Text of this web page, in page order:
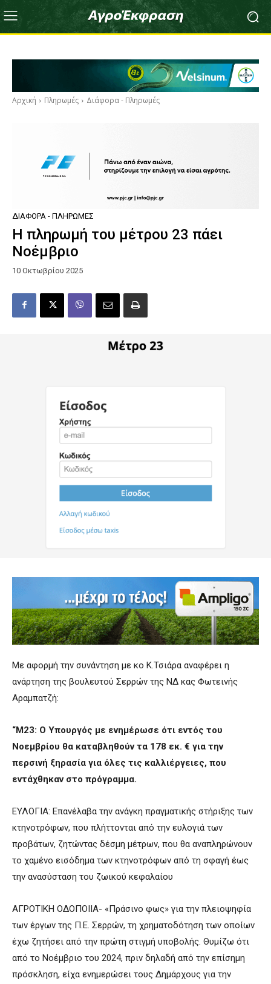
Αρχική Πληρωμές Διάφορα - Πληρωμές
ΔΙΆΦΟΡΑ - ΠΛΗΡΩΜΈΣ
Η πληρωμή του μέτρου 23 πάει
Νοέμβριο
10 Οκτωβρίου 2025
Με αφορμή την συνάντηση με κο Κ.Τσιάρα αναφέρει η
ανάρτηση της βουλευτού Σερρών της ΝΔ κας Φωτεινής
Αραμπατζή:
“Μ23: Ο Υπουργός με ενημέρωσε ότι εντός του
Νοεμβρίου θα καταβληθούν τα 178 εκ. € για την
περσινή ξηρασία για όλες τις καλλιέργειες, που
εντάχθηκαν στο πρόγραμμα.
ΕΥΛΟΓΙΑ: Επανέλαβα την ανάγκη πραγματικής στήριξης των
κτηνοτρόφων, που πλήττονται από την ευλογιά των
προβάτων, ζητώντας δέσμη μέτρων, που θα αναπληρώνουν
το χαμένο εισόδημα των κτηνοτρόφων από τη σφαγή έως
την ανασύσταση του ζωικού κεφαλαίου
ΑΓΡΟΤΙΚΗ ΟΔΟΠΟΙΙΑ- «Πράσινο φως» για την πλειοψηφία
των έργων της Π.Ε. Σερρών, τη χρηματοδότηση των οποίων
έχω ζητήσει από την πρώτη στιγμή υποβολής. Θυμίζω ότι
από το Νοέμβριο του 2024, πριν δηλαδή από την επίσημη
πρόσκληση, είχα ενημερώσει τους Δημάρχους για την